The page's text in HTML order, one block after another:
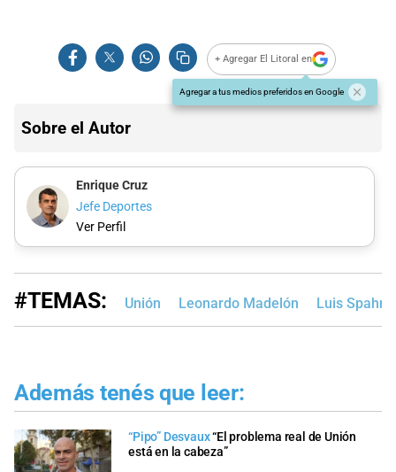
+ Agregar El Litoral en
Agregar a tus medios preferidos en Google
Sobre el Autor
Enrique Cruz
Jefe Deportes
Ver Perfil
#TEMAS: Unión Leonardo Madelón Luis Spahn
Además tenés que leer:
“Pipo” Desvaux“El problema real de Unión
está en la cabeza”